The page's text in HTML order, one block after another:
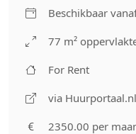
Beschikbaar
77 m²
For Rent
via Huurportaal.nl
2350.00 per